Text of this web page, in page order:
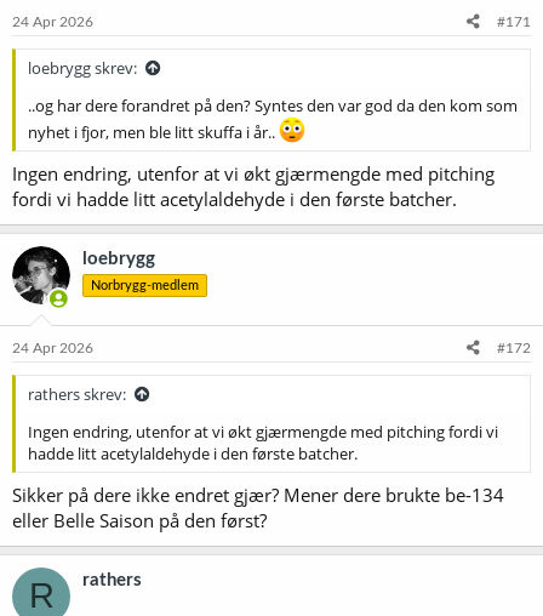
24 Apr 2026 #171
loebrygg skrev:
..og har dere forandret på den? Syntes den var god da den kom som
nyhet i fjor, men ble litt skuffa i år..
Ingen endring, utenfor at vi økt gjærmengde med pitching
fordi vi hadde litt acetylaldehyde i den første batcher.
loebrygg
Norbrygg-medlem
24 Apr 2026 #172
rathers skrev:
Ingen endring, utenfor at vi økt gjærmengde med pitching fordi vi
hadde litt acetylaldehyde i den første batcher.
Sikker på dere ikke endret gjær? Mener dere brukte be-134
eller Belle Saison på den først?
R rathers